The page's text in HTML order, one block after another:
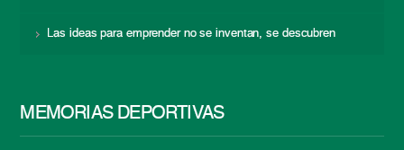
Las ideas para emprender no se inventan, se descubren
MEMORIAS DEPORTIVAS